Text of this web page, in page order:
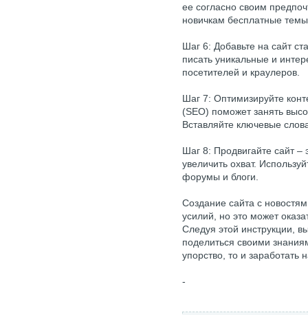
ее согласно своим
новичкам бесплатные
Шаг 6: Добавьте на сайт
писать уникальные и
посетителей и краулеров.
Шаг 7: Оптимизируйте
(SEO) поможет занять
Вставляйте ключевые
Шаг 8: Продвигайте сайт –
увеличить охват.
форумы и блоги.
Создание сайта с
усилий, но это может
Следуя этой инструкции,
поделиться своими
упорство, то и
-